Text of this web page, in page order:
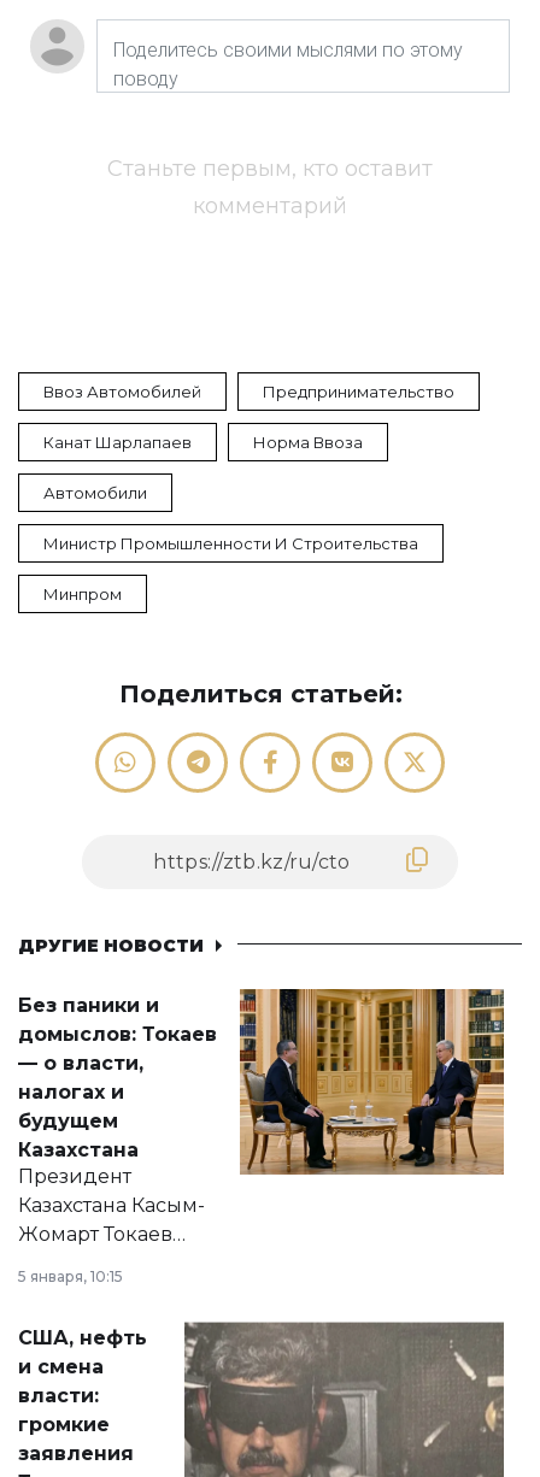
Станьте первым, кто оставит
комментарий
Ввоз Автомобилей Предпринимательство
Канат Шарлапаев Норма Ввоза
Автомобили
Министр Промышленности И Строительства
Минпром
Поделиться статьей:
ДРУГИЕ НОВОСТИ
Без паники и
домыслов: Токаев
— о власти,
налогах и
будущем
Казахстана
Президент
Казахстана Касым-
Жомарт Токаев
сразу несколько
актуальных тем —
от слухов о
политических
реформах до
вопросов армии,
экономики и
5 января, 10:15
США, нефть
и смена
власти:
громкие
заявления